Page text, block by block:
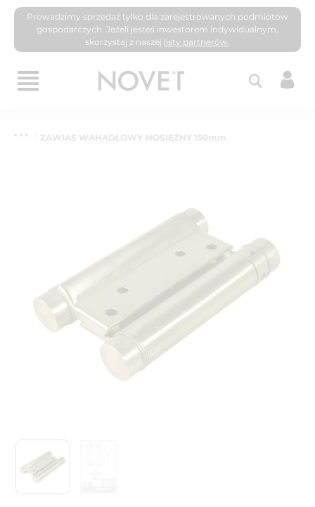
Prowadzimy sprzedaż tylko dla zarejestrowanych podmiotów
gospodarczych. Jeżeli jesteś inwestorem indywidualnym,
skorzystaj z naszej listy partnerów.
ZAWIAS WAHADŁOWY MOSIĘŻNY 150mm